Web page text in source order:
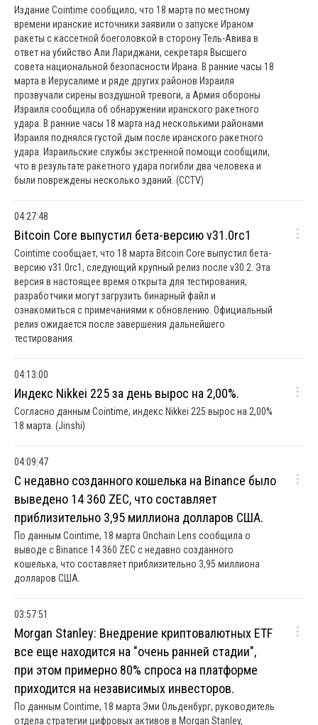
Издание Cointime сообщило, что 18 марта по местному
времени иранские источники заявили о запуске Ираном
ракеты с кассетной боеголовкой в ​​сторону Тель-Авива в
ответ на убийство Али Лариджани, секретаря Высшего
совета национальной безопасности Ирана. В ранние часы 18
марта в Иерусалиме и ряде других районов Израиля
прозвучали сирены воздушной тревоги, а Армия обороны
Израиля сообщила об обнаружении иранского ракетного
удара. В ранние часы 18 марта над несколькими районами
Израиля поднялся густой дым после иранского ракетного
удара. Израильские службы экстренной помощи сообщили,
что в результате ракетного удара погибли два человека и
были повреждены несколько зданий. (CCTV)
04:27:48
Bitcoin Core выпустил бета-версию v31.0rc1
Cointime сообщает, что 18 марта Bitcoin Core выпустил бета-
версию v31.0rc1, следующий крупный релиз после v30.2. Эта
версия в настоящее время открыта для тестирования;
разработчики могут загрузить бинарный файл и
ознакомиться с примечаниями к обновлению. Официальный
релиз ожидается после завершения дальнейшего
тестирования.
04:13:00
Индекс Nikkei 225 за день вырос на 2,00%.
Согласно данным Cointime, индекс Nikkei 225 вырос на 2,00%
18 марта. (Jinshi)
04:09:47
С недавно созданного кошелька на Binance было
выведено 14 360 ZEC, что составляет
приблизительно 3,95 миллиона долларов США.
По данным Cointime, 18 марта Onchain Lens сообщила о
выводе с Binance 14 360 ZEC с недавно созданного
кошелька, что составляет приблизительно 3,95 миллиона
долларов США.
03:57:51
Morgan Stanley: Внедрение криптовалютных ETF
все еще находится на "очень ранней стадии",
при этом примерно 80% спроса на платформе
приходится на независимых инвесторов.
По данным Cointime, 18 марта Эми Ольденбург, руководитель
отдела стратегии цифровых активов в Morgan Stanley,